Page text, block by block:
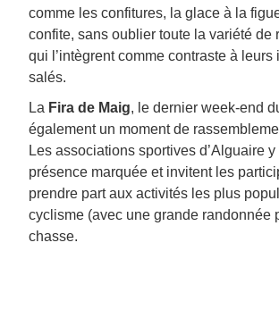
comme les confitures, la glace à la
confite, sans oublier toute la variété de
qui l’intègrent comme contraste à leurs
salés.
La Fira de Maig, le dernier week-end
également un moment de
Les associations sportives d’Alguaire
présence marquée et invitent les
prendre part aux activités les plus
cyclisme (avec une grande randonnée
chasse.